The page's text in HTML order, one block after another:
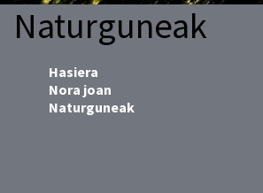
Naturguneak
Hasiera
Nora joan
Naturguneak